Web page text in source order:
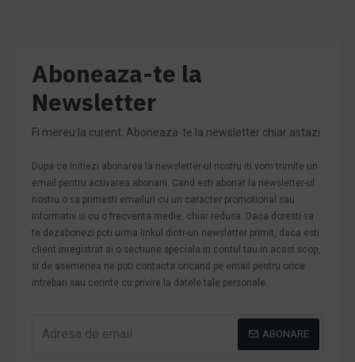
Aboneaza-te la
Newsletter
Fi mereu la curent. Aboneaza-te la newsletter chiar astazi.
Dupa ce initiezi abonarea la newsletter-ul nostru iti vom trimite un
email pentru activarea abonarii. Cand esti abonat la newsletter-ul
nostru o sa primesti emailuri cu un caracter promotional sau
informativ si cu o frecventa medie, chiar redusa. Daca doresti sa
te dezabonezi poti urma linkul dintr-un newsletter primit, daca esti
client inregistrat ai o sectiune speciala in contul tau in acest scop,
si de asemenea ne poti contacta oricand pe email pentru orice
intrebari sau cerinte cu privire la datele tale personale.
ABONARE